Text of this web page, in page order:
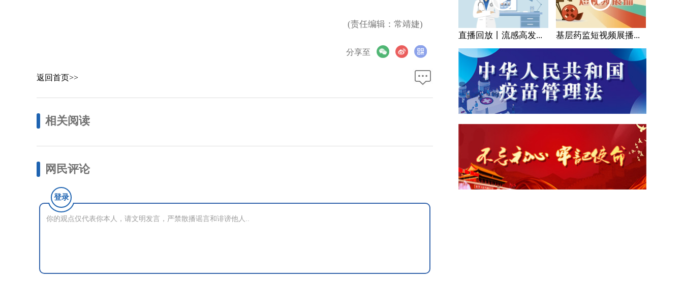
(责任编辑：常靖婕)
分享至
返回首页>>
相关阅读
网民评论
登录
直播回放丨流感高发... 基层药监短视频展播...